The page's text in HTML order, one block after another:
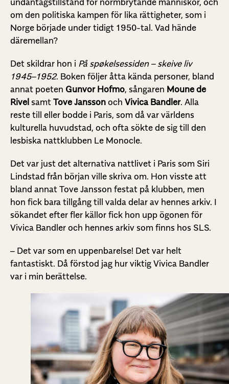
undantagstillstånd för normbrytande människor, och
om den politiska kampen för lika rättigheter, som i
Norge började under tidigt 1950-tal. Vad hände
däremellan?
Det skildrar hon i På spøkelsessiden – skeive liv
1945–1952. Boken följer åtta kända personer, bland
annat poeten Gunvor Hofmo, sångaren Moune de
Rivel samt Tove Jansson och Vivica Bandler. Alla
reste till eller bodde i Paris, som då var världens
kulturella huvudstad, och ofta sökte de sig till den
lesbiska nattklubben Le Monocle.
Det var just det alternativa nattlivet i Paris som Siri
Lindstad från början ville skriva om. Hon visste att
bland annat Tove Jansson festat på klubben, men
hon fick bara tillgång till valda delar av hennes arkiv. I
sökandet efter fler källor fick hon upp ögonen för
Vivica Bandler och hennes arkiv som finns hos SLS.
– Det var som en uppenbarelse! Det var helt
fantastiskt. Då förstod jag hur viktig Vivica Bandler
var i min berättelse.